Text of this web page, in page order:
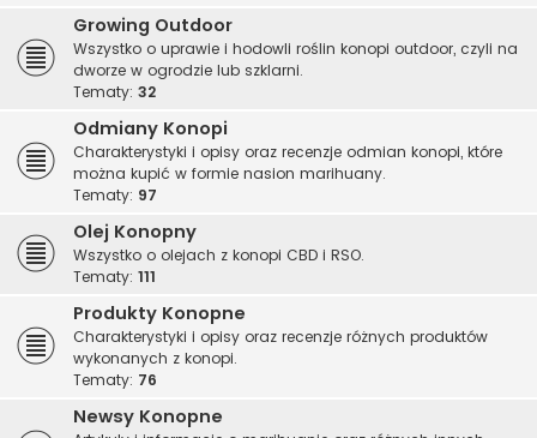
Growing Outdoor
Wszystko o uprawie i hodowli roślin konopi outdoor, czyli na
dworze w ogrodzie lub szklarni.
Tematy: 32
Odmiany Konopi
Charakterystyki i opisy oraz recenzje odmian konopi, które
można kupić w formie nasion marihuany.
Tematy: 97
Olej Konopny
Wszystko o olejach z konopi CBD i RSO.
Tematy: 111
Produkty Konopne
Charakterystyki i opisy oraz recenzje różnych produktów
wykonanych z konopi.
Tematy: 76
Newsy Konopne